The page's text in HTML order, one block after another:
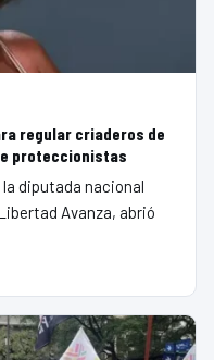
regular criaderos de
proteccionistas
diputada nacional
Avanza, abrió